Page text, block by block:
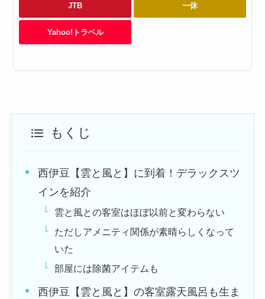
JTB 一休
Yahoo!トラベル
もくじ
西伊豆【雲と風と】に到着！デラックスツ
インを紹介
雲と風との客室はほぼ以前と変わらない
ただしアメニティ関係が素晴らしくなって
いた
部屋には除菌アイテムも
西伊豆【雲と風と】の客室露天風呂も生ま